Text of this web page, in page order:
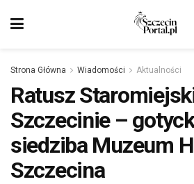
Strona Główna Wiadomości Aktualności
Ratusz
Szczecinie –
siedziba Muzeum
Szczecina